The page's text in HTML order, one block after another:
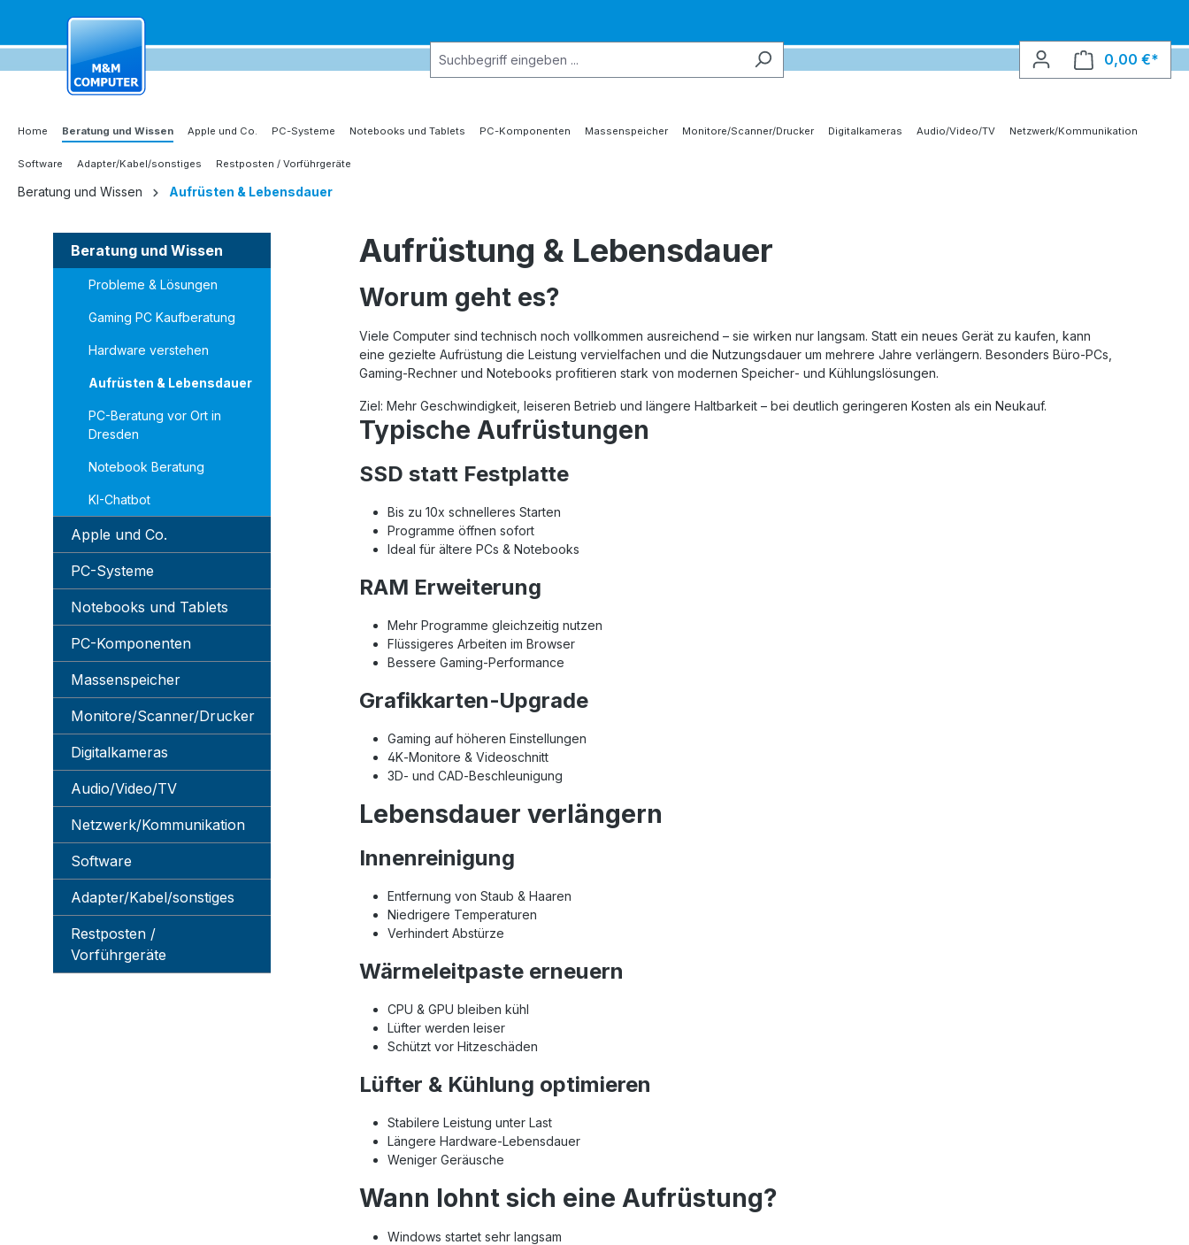
Zur Hauptnavigation springen
0,00 €*
Home Beratung und Wissen Apple und Co. PC-Systeme Notebooks und Tablets PC-Komponenten Massenspeicher Monitore/Scanner/Drucker Digitalkameras Audio/Video/TV Netzwerk/Kommunikation
Software Adapter/Kabel/sonstiges Restposten / Vorführgeräte
Beratung und Wissen Aufrüsten & Lebensdauer
Beratung und Wissen
Probleme & Lösungen
Gaming PC Kaufberatung
Hardware verstehen
Aufrüsten & Lebensdauer
PC-Beratung vor Ort in
Dresden
Notebook Beratung
KI-Chatbot
Apple und Co.
PC-Systeme
Notebooks und Tablets
PC-Komponenten
Massenspeicher
Monitore/Scanner/Drucker
Digitalkameras
Audio/Video/TV
Netzwerk/Kommunikation
Software
Adapter/Kabel/sonstiges
Restposten /
Vorführgeräte
Aufrüstung & Lebensdauer
Worum geht es?
Viele Computer sind technisch noch vollkommen ausreichend – sie wirken nur langsam. Statt ein neues Gerät zu kaufen, kann
eine gezielte Aufrüstung die Leistung vervielfachen und die Nutzungsdauer um mehrere Jahre verlängern. Besonders Büro‑PCs,
Gaming‑Rechner und Notebooks profitieren stark von modernen Speicher‑ und Kühlungslösungen.
Ziel: Mehr Geschwindigkeit, leiseren Betrieb und längere Haltbarkeit – bei deutlich geringeren Kosten als ein Neukauf.
Typische Aufrüstungen
SSD statt Festplatte
Bis zu 10x schnelleres Starten
Programme öffnen sofort
Ideal für ältere PCs & Notebooks
RAM Erweiterung
Mehr Programme gleichzeitig nutzen
Flüssigeres Arbeiten im Browser
Bessere Gaming‑Performance
Grafikkarten‑Upgrade
Gaming auf höheren Einstellungen
4K‑Monitore & Videoschnitt
3D‑ und CAD‑Beschleunigung
Lebensdauer verlängern
Innenreinigung
Entfernung von Staub & Haaren
Niedrigere Temperaturen
Verhindert Abstürze
Wärmeleitpaste erneuern
CPU & GPU bleiben kühl
Lüfter werden leiser
Schützt vor Hitzeschäden
Lüfter & Kühlung optimieren
Stabilere Leistung unter Last
Längere Hardware‑Lebensdauer
Weniger Geräusche
Wann lohnt sich eine Aufrüstung?
Windows startet sehr langsam